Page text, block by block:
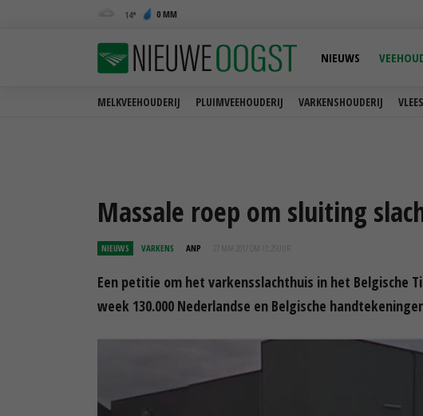
14 0 MM
MELKVEEHOUDERIJ PLUIMVEEHOUDERIJ VARKENSHOUDERIJ
NIEUWS
Massale roep om sluiting
NIEUWS VARKENS ANP 27 MAA 2017 OM 11:25
Een petitie om het varkensslachthuis in het
week 130.000 Nederlandse en Belgische